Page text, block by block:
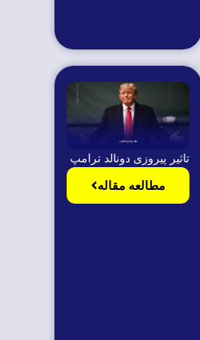
تاثیر پیروزی دونالد ترامپ در بازارها
مطالعه مقاله